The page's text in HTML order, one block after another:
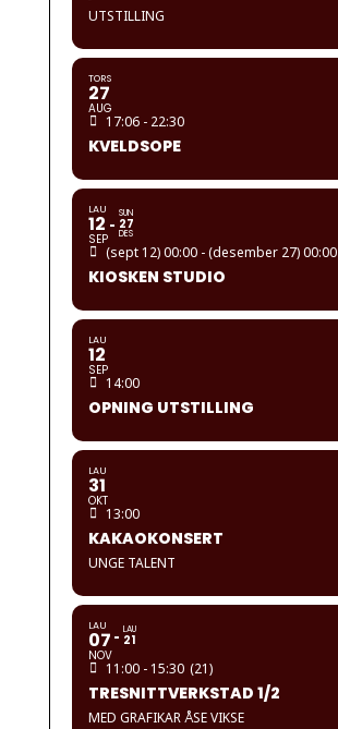
UTSTILLING
TORS
27
AUG
17:06 - 22:30
KVELDSOPE
LAU
12
SEP
SUN
27
DES
(sept 12) 00:00 - (desember 27) 00:00
KIOSKEN STUDIO
LAU
12
SEP
14:00
OPNING UTSTILLING
LAU
31
OKT
13:00
KAKAOKONSERT
UNGE TALENT
LAU
07
NOV
LAU
21
11:00 - 15:30 (21)
TRESNITTVERKSTAD 1/2
MED GRAFIKAR ÅSE VIKSE